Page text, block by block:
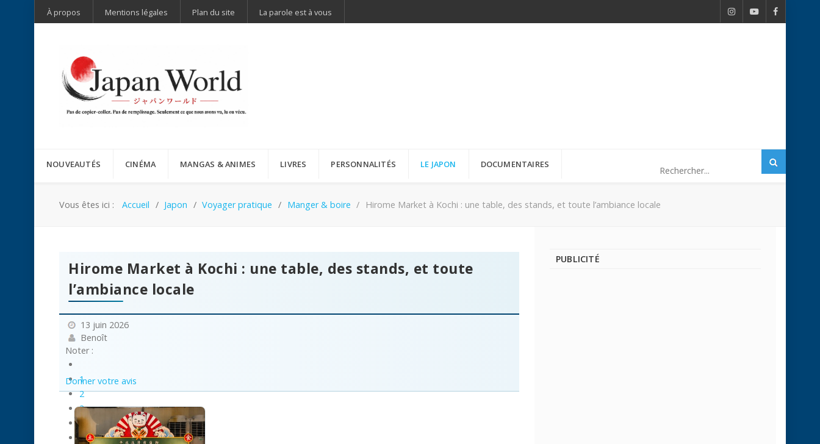
À propos Mentions légales Plan du site La parole est à vous
NOUVEAUTÉS CINÉMA MANGAS & ANIMES LIVRES PERSONNALITÉS LE JAPON DOCUMENTAIRES
Vous êtes ici : Accueil Japon Voyager pratique Manger & boire Hirome Market à Kochi : une table, des stands, et toute l’ambiance locale
Hirome Market à Kochi : une table, des stands, et toute
l’ambiance locale
13 juin 2026
Benoît
Noter :
1
2
3
4
5
Donner votre avis
PUBLICITÉ